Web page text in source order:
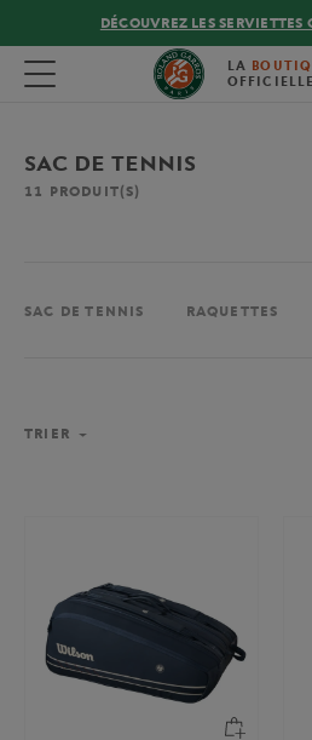
DÉCOUVREZ LES
Toggle navigation LA
OFFICIELLE
SAC DE TENNIS
11 PRODUIT(S)
SAC DE TENNIS RAQUETTES
TRIER